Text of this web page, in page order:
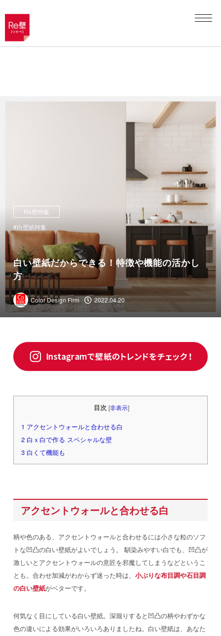
Re壁特集
白壁紙特集
白い壁紙だからできる！特徴や機能の活かし
方
Color Design Firm 2022.04.20
目次 [非表示]
1 アクセントウォールと合わせる白
2白ｘ白で作る スペシャルな壁
3白くて機能も
アクセントウォールと合わせる白
柄や色のある、アクセントウォールと合わせるには小さな粒のソフ
トな凹凸の白い壁紙がよいでしょう。
馴染みやすい白でも、凹凸が
激しいとアクセントウォールの意匠を邪魔してしまうなどというこ
とも。合わせ加減がわからず迷った時は、 小ぶりな布目調や石目調
の白い壁紙がベターです。
何気なく目にしている白い壁紙。深堀りすると凹凸の柄やわずかな
色の違いによる効果がいろいろありましたね。白い壁紙は、あなた